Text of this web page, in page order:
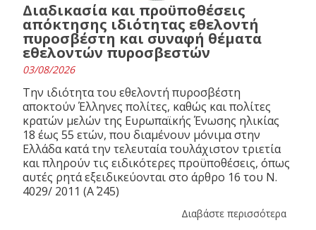
Διαδικασία και προϋποθέσεις
απόκτησης ιδιότητας εθελοντή
πυροσβέστη και συναφή θέματα
εθελοντών πυροσβεστών
03/08/2026
Την ιδιότητα του εθελοντή πυροσβέστη
αποκτούν Έλληνες πολίτες, καθώς και πολίτες
κρατών μελών της Ευρωπαϊκής Ένωσης ηλικίας
18 έως 55 ετών, που διαμένουν μόνιμα στην
Ελλάδα κατά την τελευταία τουλάχιστον τριετία
και πληρούν τις ειδικότερες προϋποθέσεις, όπως
αυτές ρητά εξειδικεύονται στο άρθρο 16 του N.
4029/ 2011 (Α΄ 245)
Διαβάστε περισσότερα